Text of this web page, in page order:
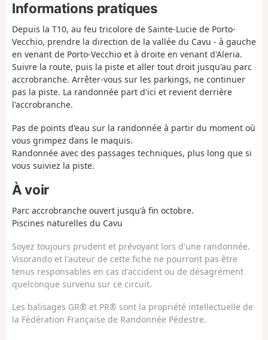
Informations pratiques
Depuis la T10, au feu tricolore de Sainte-Lucie de Porto-
Vecchio, prendre la direction de la vallée du Cavu - à gauche
en venant de Porto-Vecchio et à droite en venant d'Aleria.
Suivre la route, puis la piste et aller tout droit jusqu'au parc
accrobranche. Arrêter-vous sur les parkings, ne continuer
pas la piste. La randonnée part d'ici et revient derrière
l'accrobranche.
Pas de points d'eau sur la randonnée à partir du moment où
vous grimpez dans le maquis.
Randonnée avec des passages techniques, plus long que si
vous suiviez la piste.
À voir
Parc accrobranche ouvert jusqu'à fin octobre.
Piscines naturelles du Cavu
Soyez toujours prudent et prévoyant lors d'une randonnée.
Visorando et l'auteur de cette fiche ne pourront pas être
tenus responsables en cas d'accident ou de désagrément
quelconque survenu sur ce circuit.
Les balisages GR® et PR® sont la propriété intellectuelle de
la Fédération Française de Randonnée Pédestre.